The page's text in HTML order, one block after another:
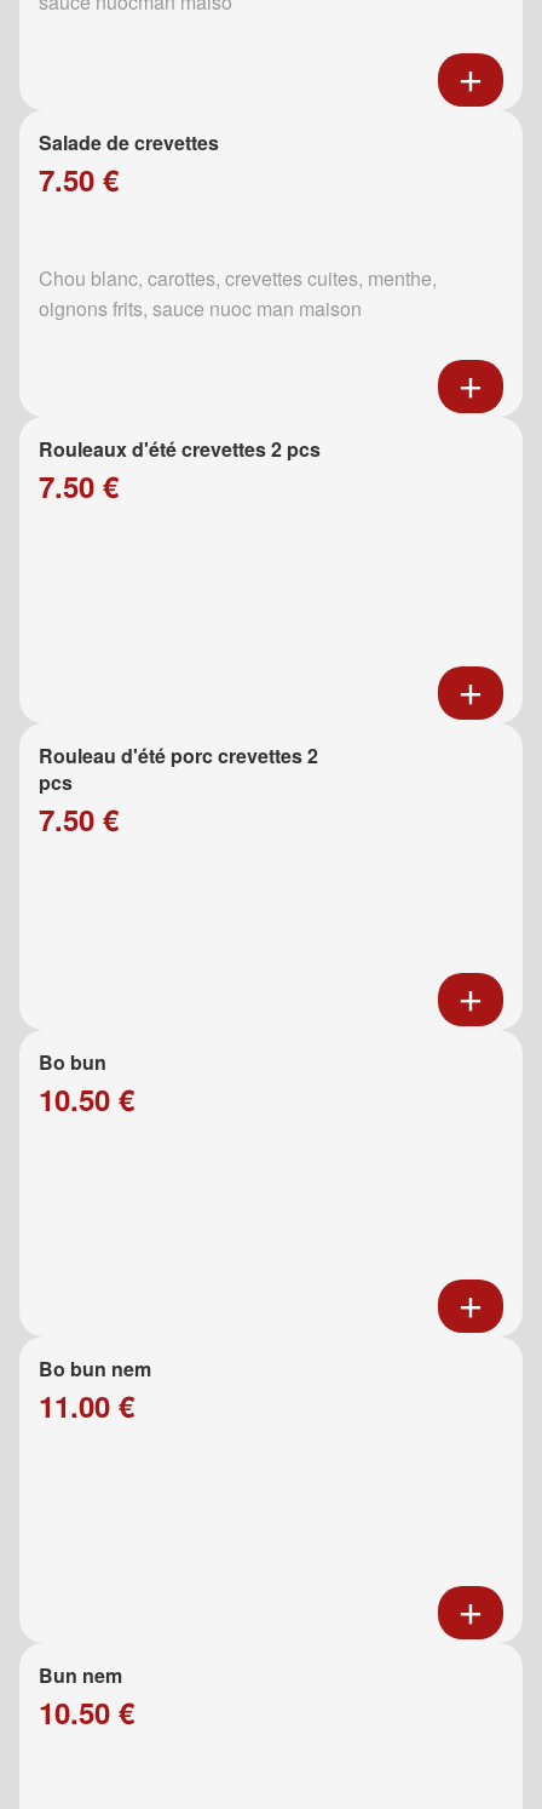
Salade de crevettes
7.50 €
Chou blanc, carottes, crevettes cuites, menthe,
oignons frits, sauce nuoc man maison
Rouleaux d'été crevettes 2 pcs
7.50 €
Rouleau d'été porc crevettes 2
pcs
7.50 €
Bo bun
10.50 €
Bo bun nem
11.00 €
Bun nem
10.50 €